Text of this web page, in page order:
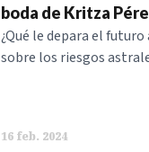
boda de Kritza
¿Qué le depara el
sobre los riesgos
16 feb. 2024